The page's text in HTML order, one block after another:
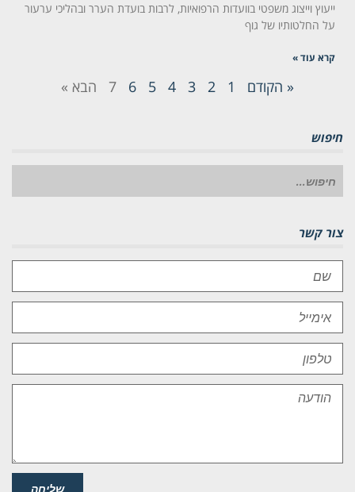
ייעוץ וייצוג משפטי בוועדות הרפואיות, לרבות בועדת הערר ובהליכי ערעור
על החלטותיו של גוף
קרא עוד »
« הקודם 1
2
3
4
5
6
7 הבא »
חיפוש
עבור:
צור קשר
שליחה